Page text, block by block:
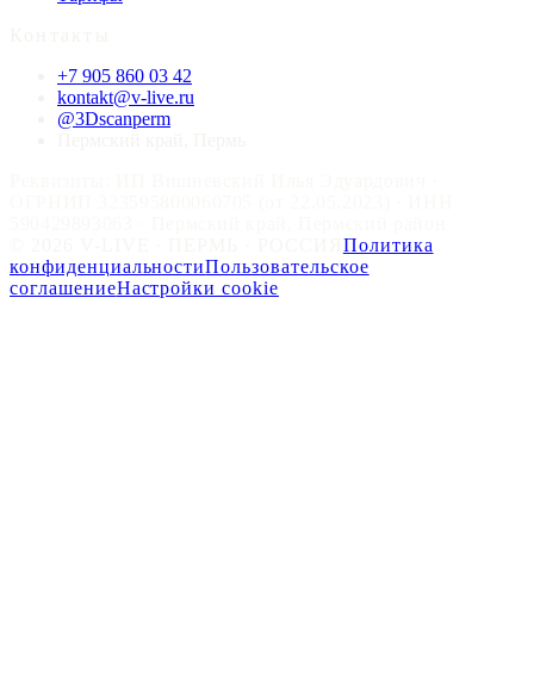
+7 905 860 03 42
kontakt@v-live.ru
@3Dscanperm
Политика
конфиденциальностиПользовательское
соглашениеНастройки cookie